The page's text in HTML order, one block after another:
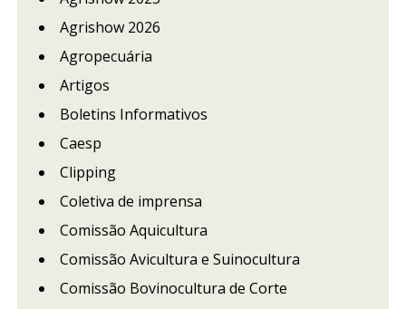
Agrishow 2026
Agropecuária
Artigos
Boletins Informativos
Caesp
Clipping
Coletiva de imprensa
Comissão Aquicultura
Comissão Avicultura e Suinocultura
Comissão Bovinocultura de Corte